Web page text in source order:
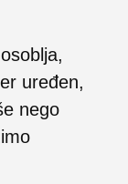
uređen,
nego